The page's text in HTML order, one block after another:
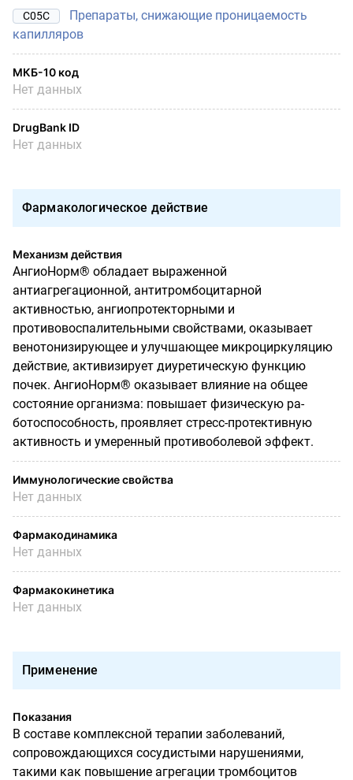
C05C
Препараты, снижающие проницаемость
капилляров
МКБ-10 код
Нет данных
DrugBank ID
Нет данных
Фармакологическое действие
Механизм действия
АнгиоНорм® обладает выраженной
антиагрегационной, антитромбоцитарной
активностью, ангиопротекторными и
противовоспалительными свойствами, оказывает
венотонизирующее и улучшающее микроциркуляцию
действие, активизирует диуретическую функцию
почек. АнгиоНорм® оказывает влияние на общее
состояние организма: повышает физическую ра­
ботоспособность, проявляет стресс-протективную
активность и умеренный противоболевой эффект.
Иммунологические свойства
Нет данных
Фармакодинамика
Нет данных
Фармакокинетика
Нет данных
Применение
Показания
В составе комплексной терапии заболеваний,
сопровождающихся сосудистыми нарушения­ми,
такими как повышение агрегации тромбоцитов